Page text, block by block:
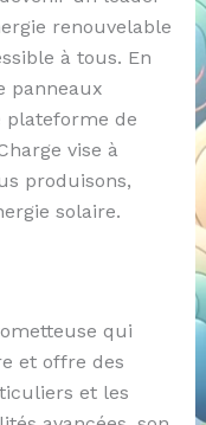
renouvelable
à tous. En
panneaux
plateforme de
vise à
produisons,
solaire.
qui
et offre des
et les